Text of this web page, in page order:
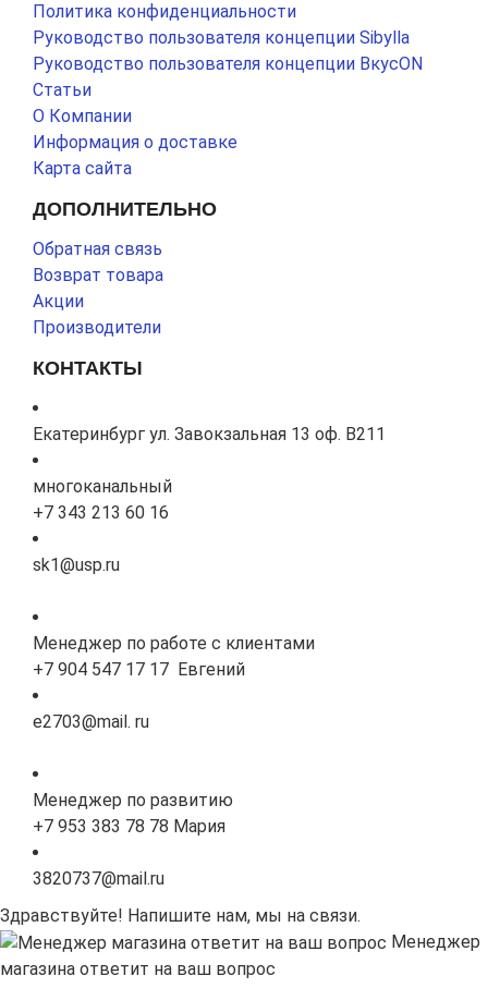
Политика конфиденциальности
Руководство пользователя концепции Sibylla
Руководство пользователя концепции ВкусON
Статьи
О Компании
Информация о доставке
Карта сайта
ДОПОЛНИТЕЛЬНО
Обратная связь
Возврат товара
Акции
Производители
КОНТАКТЫ
Екатеринбург ул. Завокзальная 13 оф. В211
многоканальный
+7 343 213 60 16
sk1@usp.ru
Менеджер по работе с клиентами
+7 904 547 17 17 Евгений
e2703@mail. ru
Менеджер по развитию
+7 953 383 78 78 Мария
3820737@mail.ru
Здравствуйте! Напишите нам, мы на связи.
Менеджер
магазина ответит на ваш вопрос